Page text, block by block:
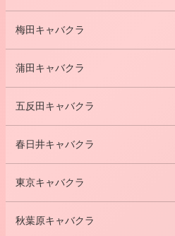
梅田キャバクラ
蒲田キャバクラ
五反田キャバクラ
春日井キャバクラ
東京キャバクラ
秋葉原キャバクラ